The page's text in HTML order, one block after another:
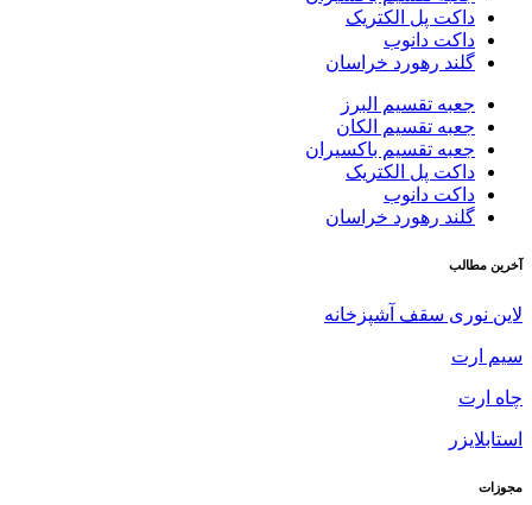
داکت پل الکتریک
داکت دانوب
گلند رهورد خراسان
جعبه تقسیم البرز
جعبه تقسیم الکان
جعبه تقسیم باکسیران
داکت پل الکتریک
داکت دانوب
گلند رهورد خراسان
آخرین مطالب
لاین نوری سقف آشپزخانه
سیم ارت
چاه ارت
استابلایزر
مجوزات